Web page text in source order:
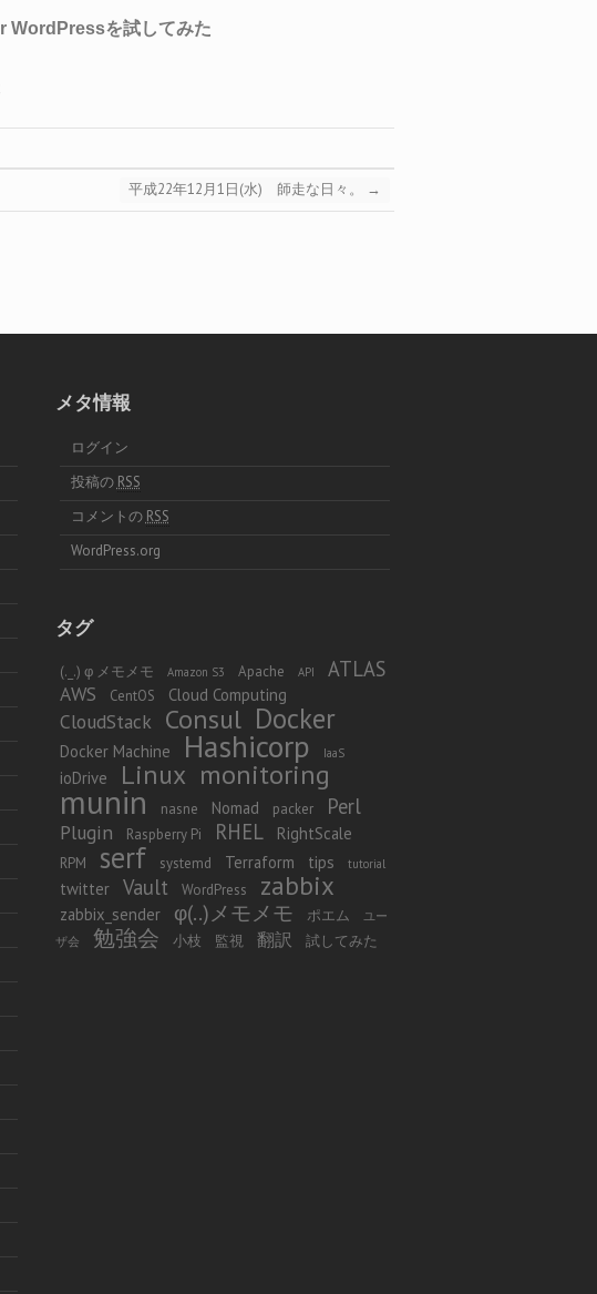
平成22年12月1日(水) 師走な日々。 →
メタ情報
ログイン
投稿の RSS
コメントの RSS
WordPress.org
タグ
(._.) φ メモメモ Amazon S3 Apache API ATLAS
AWS CentOS Cloud Computing
CloudStack Consul Docker
Docker Machine Hashicorp IaaS
ioDrive Linux monitoring
munin nasne Nomad packer Perl
Plugin Raspberry Pi RHEL RightScale
RPM serf systemd Terraform tips tutorial
twitter Vault WordPress zabbix
zabbix_sender φ(..)メモメモ ポエム
ユー
ザ会
勉強会 小枝 監視 翻訳 試してみた